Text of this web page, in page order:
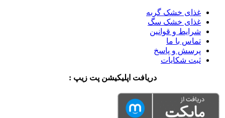
غذای خشک گربه
غذای خشک سگ
شرایط و قوانین
تماس با ما
پرسش و پاسخ
ثبت شکایات
دریافت اپلیکیشن پت زیپ :